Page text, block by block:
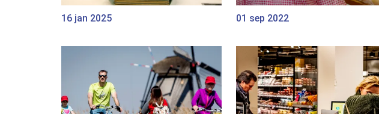
16 jan 2025 01 sep 2022